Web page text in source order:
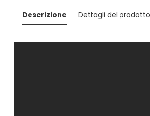
Descrizione Dettagli del prodotto